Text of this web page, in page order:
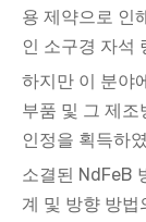
용 제약으로 인
인 소구경 자석
하지만 이 분야
부품 및 그 제조
인정을 획득하
소결된 NdFeB
계 및 방향 방